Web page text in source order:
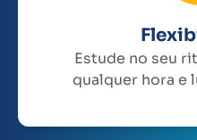
Estude no seu
qualquer hora e